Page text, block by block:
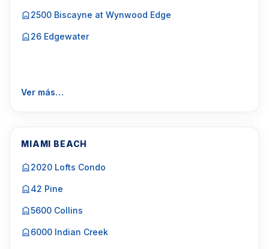
2500 Biscayne at Wynwood Edge
26 Edgewater
Ver más…
MIAMI BEACH
2020 Lofts Condo
42 Pine
5600 Collins
6000 Indian Creek